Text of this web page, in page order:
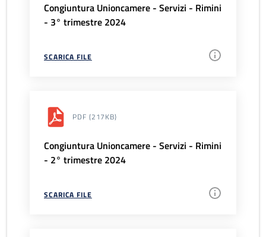
Congiuntura Unioncamere - Servizi - Rimini
- 3° trimestre 2024
SCARICA FILE
PDF (217KB)
Congiuntura Unioncamere - Servizi - Rimini
- 2° trimestre 2024
SCARICA FILE